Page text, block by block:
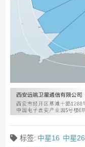
标签: 中星16 中星26